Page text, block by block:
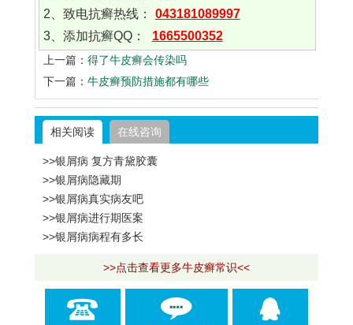
2、致电抗癣热线：
043181089997
3、添加抗癣QQ：
1665500352
上一篇： 得了牛皮癣会传染吗
下一篇： 牛皮癣预防措施都有哪些
相关阅读 在线咨询
>>银屑病 复方青黛胶囊
>>银屑病隐藏期
>>银屑病真实病友吧
>>银屑病进行期医案
>>银屑病病程有多长
>>点击查看更多牛皮癣常识<<